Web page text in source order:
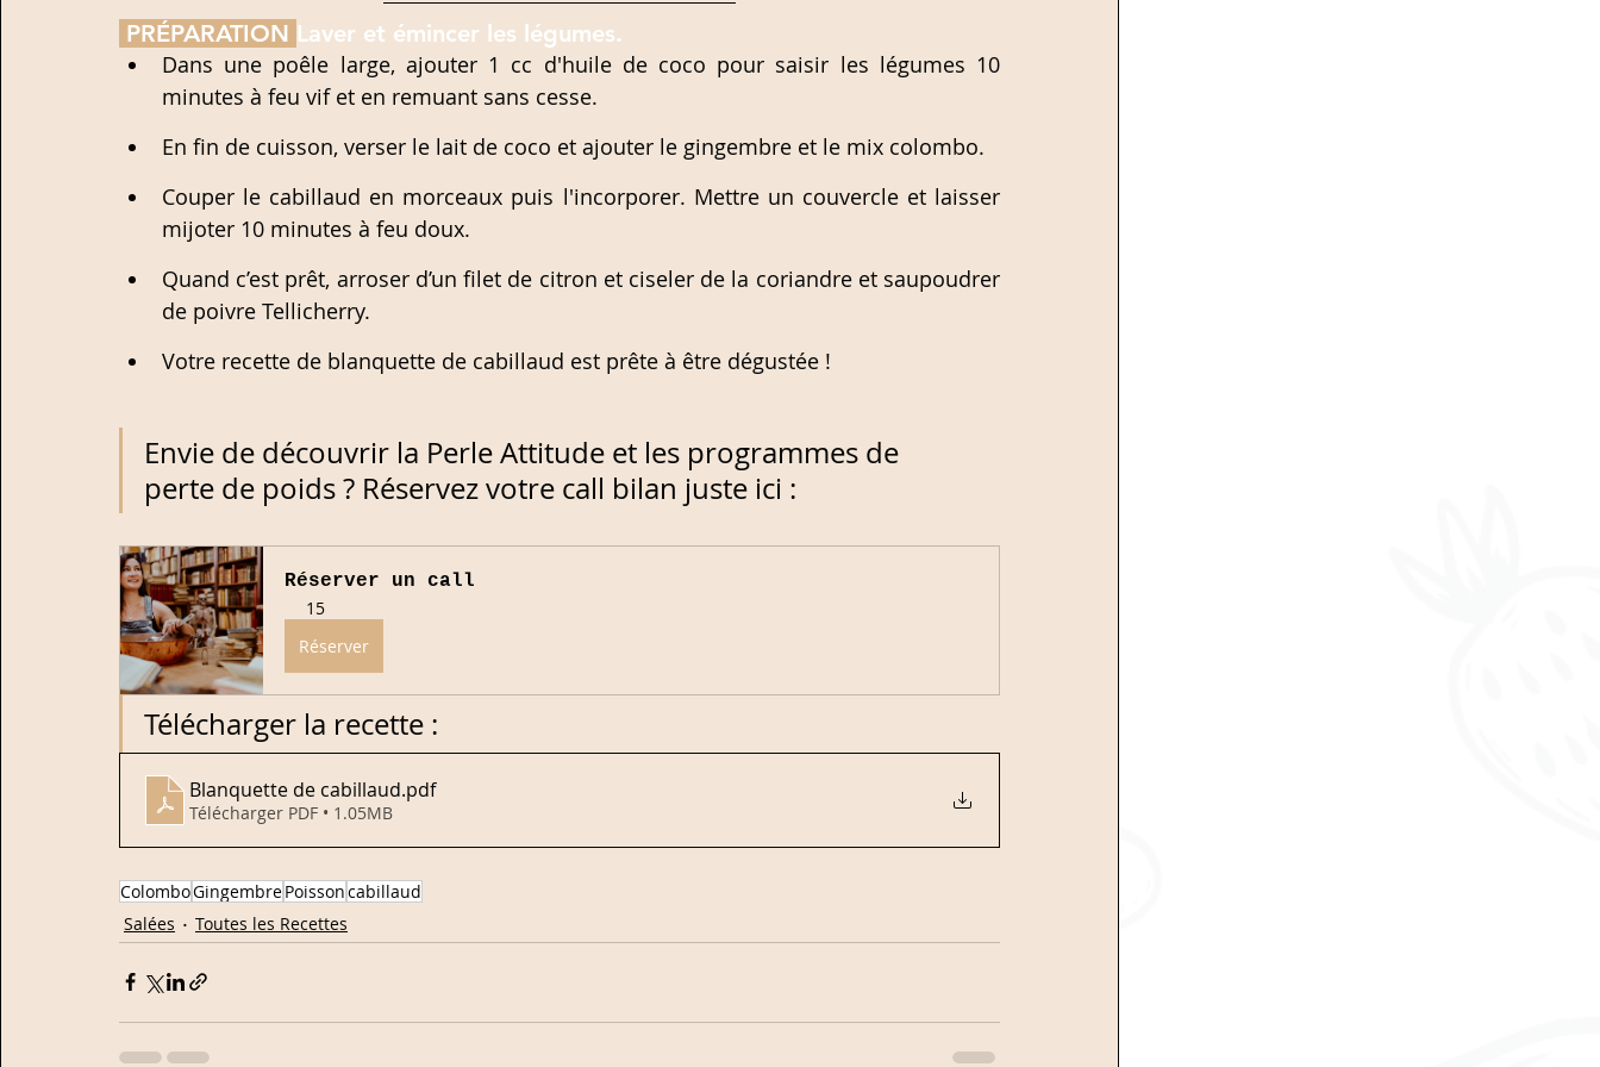
PRÉPARATION Laver et émincer les légumes.
Dans une poêle large, ajouter 1 cc d'huile de coco pour saisir les légumes 10
minutes à feu vif et en remuant sans cesse.
En fin de cuisson, verser le lait de coco et ajouter le gingembre et le mix colombo.
Couper le cabillaud en morceaux puis l'incorporer. Mettre un couvercle et laisser
mijoter 10 minutes à feu doux.
Quand c’est prêt, arroser d’un filet de citron et ciseler de la coriandre et saupoudrer
de poivre Tellicherry.
Votre recette de blanquette de cabillaud est prête à être dégustée !
Envie de découvrir la Perle Attitude et les programmes de
perte de poids ? Réservez votre call bilan juste ici :
Réserver un call
15
Réserver
Télécharger la recette :
Blanquette de cabillaud.pdf
Télécharger PDF • 1.05MB
ColomboGingembrePoissoncabillaud
Salées
Toutes les Recettes